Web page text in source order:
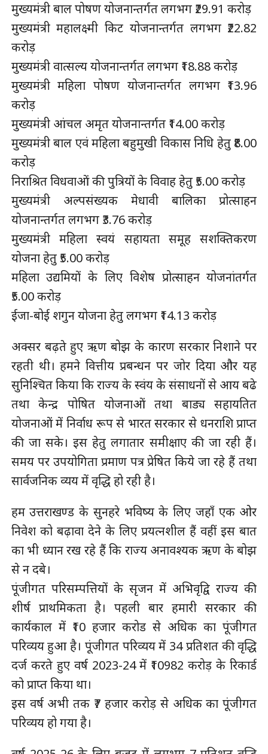
मुख्यमंत्री बाल पोषण योजनान्तर्गत लगभग ₹29.91 करोड़
मुख्यमंत्री महालक्ष्मी किट योजनान्तर्गत लगभग ₹22.82
करोड़
मुख्यमंत्री वात्सल्य योजनान्तर्गत लगभग ₹18.88 करोड़
मुख्यमंत्री महिला पोषण योजनान्तर्गत लगभग ₹13.96
करोड़
मुख्यमंत्री आंचल अमृत योजनान्तर्गत ₹14.00 करोड़
मुख्यमंत्री बाल एवं महिला बहुमुखी विकास निधि हेतु ₹8.00
करोड़
निराश्रित विधवाओं की पुत्रियों के विवाह हेतु ₹5.00 करोड़
मुख्यमंत्री अल्पसंख्यक मेधावी बालिका प्रोत्साहन
योजनान्तर्गत लगभग ₹3.76 करोड़
मुख्यमंत्री महिला स्वयं सहायता समूह सशक्तिकरण
योजना हेतु ₹5.00 करोड़
महिला उद्यमियों के लिए विशेष प्रोत्साहन योजनांतर्गत
₹5.00 करोड़
ईजा-बोई शगुन योजना हेतु लगभग ₹14.13 करोड़
अक्सर बढ़ते हुए ऋण बोझ के कारण सरकार निशाने पर
रहती थी। हमने वित्तीय प्रबन्धन पर जोर दिया और यह
सुनिश्चित किया कि राज्य के स्वंय के संसाधनों से आय बढे
तथा केन्द्र पोषित योजनाओं तथा बाड्य सहायतित
योजनाओं में निर्वाध रूप से भारत सरकार से धनराशि प्राप्त
की जा सके। इस हेतु लगातार समीक्षाए की जा रही हैं।
समय पर उपयोगिता प्रमाण पत्र प्रेषित किये जा रहे हैं तथा
सार्वजनिक व्यय में वृद्धि हो रही है।
हम उत्तराखण्ड के सुनहरे भविष्य के लिए जहाँ एक ओर
निवेश को बढ़ावा देने के लिए प्रयत्नशील हैं वहीं इस बात
का भी ध्यान रख रहे हैं कि राज्य अनावश्यक ऋण के बोझ
से न दबे।
पूंजीगत परिसम्पत्तियों के सृजन में अभिवृद्वि राज्य की
शीर्ष प्राथमिकता है। पहली बार हमारी सरकार की
कार्यकाल में ₹10 हजार करोड से अधिक का पूंजीगत
परिव्यय हुआ है। पूंजीगत परिव्यय में 34 प्रतिशत की वृद्धि
दर्ज करते हुए वर्ष 2023-24 में ₹10982 करोड़ के रिकार्ड
को प्राप्त किया था।
इस वर्ष अभी तक ₹7 हजार करोड़ से अधिक का पूंजीगत
परिव्यय हो गया है।